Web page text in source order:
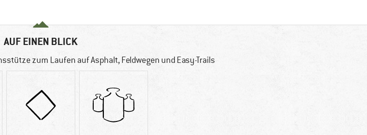
AUF EINEN BLICK
zum Laufen auf Asphalt, Feldwegen und Easy-Trails